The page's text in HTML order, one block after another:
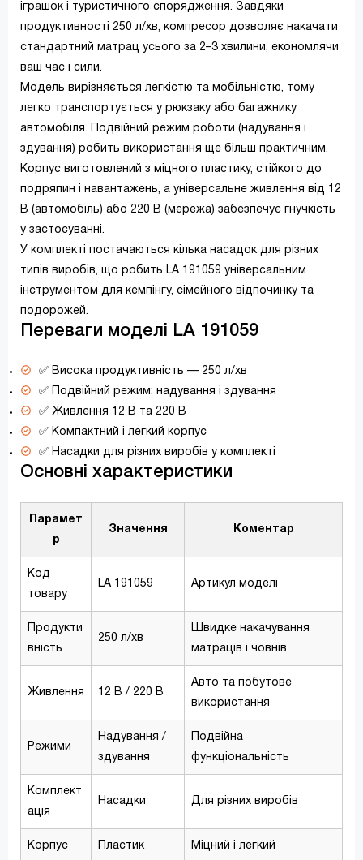
іграшок і туристичного спорядження. Завдяки
продуктивності 250 л/хв, компресор дозволяє накачати
стандартний матрац усього за 2–3 хвилини, економлячи
ваш час і сили.
Модель вирізняється легкістю та мобільністю, тому
легко транспортується у рюкзаку або багажнику
автомобіля. Подвійний режим роботи (надування і
здування) робить використання ще більш практичним.
Корпус виготовлений з міцного пластику, стійкого до
подряпин і навантажень, а універсальне живлення від 12
В (автомобіль) або 220 В (мережа) забезпечує гнучкість
у застосуванні.
У комплекті постачаються кілька насадок для різних
типів виробів, що робить LA 191059 універсальним
інструментом для кемпінгу, сімейного відпочинку та
подорожей.
Переваги моделі LA 191059
✅ Висока продуктивність — 250 л/хв
✅ Подвійний режим: надування і здування
✅ Живлення 12 В та 220 В
✅ Компактний і легкий корпус
✅ Насадки для різних виробів у комплекті
Основні характеристики
Парамет
р
Значення Коментар
Код
товару
LA 191059 Артикул моделі
Продукти
вність
250 л/хв
Швидке накачування
матраців і човнів
Живлення 12 В / 220 В
Авто та побутове
використання
Режими
Надування /
здування
Подвійна
функціональність
Комплект
ація
Насадки Для різних виробів
Корпус Пластик Міцний і легкий